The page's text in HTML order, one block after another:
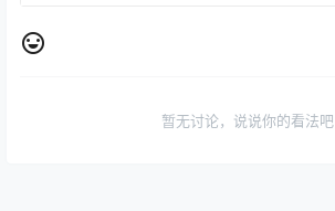
暂无讨论，说说你的看法吧